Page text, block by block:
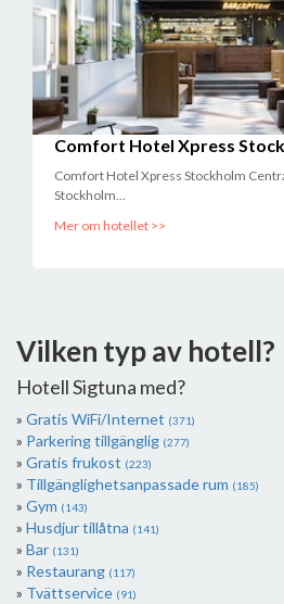
Comfort Hotel Xpress
Comfort Hotel Xpress Stockholm
Stockholm...
Mer om hotellet >>
Vilken typ av hotell?
Hotell Sigtuna med?
Gratis WiFi/Internet (371)
Parkering tillgänglig (277)
Gratis frukost (223)
Tillgänglighetsanpassade rum (185)
Gym (143)
Husdjur tillåtna (141)
Bar (131)
Restaurang (117)
Tvättservice (91)